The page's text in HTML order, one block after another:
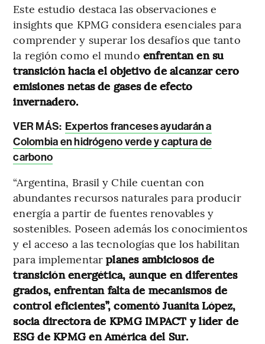
Este estudio destaca las observaciones e
insights que KPMG considera esenciales para
comprender y superar los desafíos que tanto
la región como el mundo enfrentan en su
transición hacia el objetivo de alcanzar cero
emisiones netas de gases de efecto
invernadero.
VER MÁS: Expertos franceses ayudarán a
Colombia en hidrógeno verde y captura de
carbono
“Argentina, Brasil y Chile cuentan con
abundantes recursos naturales para producir
energía a partir de fuentes renovables y
sostenibles. Poseen además los conocimientos
y el acceso a las tecnologías que los habilitan
para implementar planes ambiciosos de
transición energética, aunque en diferentes
grados, enfrentan falta de mecanismos de
control eficientes”, comentó Juanita López,
socia directora de KPMG IMPACT y líder de
ESG de KPMG en América del Sur.